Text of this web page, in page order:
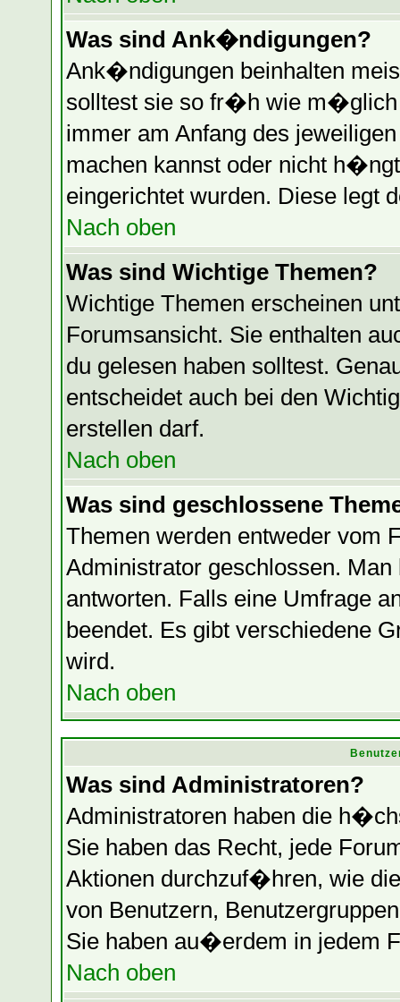
Was sind Ank�ndigungen?
Ank�ndigungen beinhalten
solltest sie so fr�h wie
immer am Anfang des
machen kannst oder nicht
eingerichtet wurden. Diese legt
Nach oben
Was sind Wichtige Themen?
Wichtige Themen erscheinen
Forumsansicht. Sie enthalten
du gelesen haben solltest.
entscheidet auch bei den
erstellen darf.
Nach oben
Was sind geschlossene
Themen werden entweder vom
Administrator geschlossen.
antworten. Falls eine Umfrage
beendet. Es gibt verschiedene
wird.
Nach oben
Was sind Administratoren?
Administratoren haben die
Sie haben das Recht, jede
Aktionen durchzuf�hren, wie
von Benutzern,
Sie haben au�erdem in jedem
Nach oben